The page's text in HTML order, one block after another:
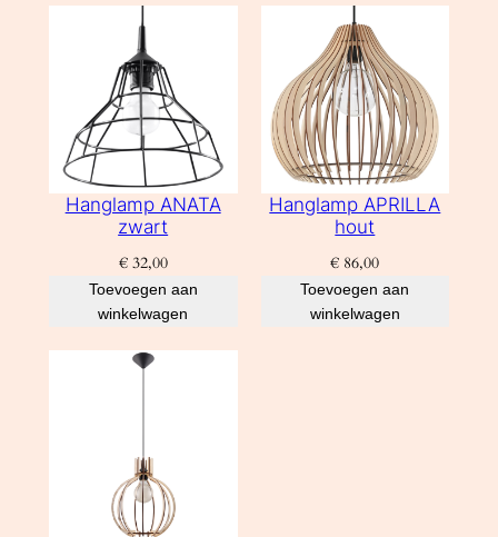
Hanglamp ANATA
zwart
€32,00
Toevoegen aan
winkelwagen
Hanglamp APRILLA
hout
€ 86,00
Toevoegen aan
winkelwagen